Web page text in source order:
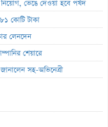
ভেঙে দেওয়া হবে পর্ষদ
কোটি টাকা
লেনদেন
শেয়ারে
সহ-অভিনেত্রী
নীতিমালা